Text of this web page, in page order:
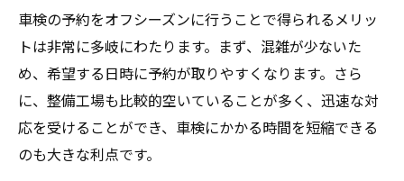
混雑の少ない時期を狙う理由
効率的に予約を進めるためのポイント
オフシーズンの車検計画を立てるステップ
車検予約の際に考慮すべき時期選び
オフシーズンに車検を予約するメリットを探る
車検の予約をオフシーズンに行うことで得られるメリッ
トは非常に多岐にわたります。まず、混雑が少ないた
め、希望する日時に予約が取りやすくなります。さら
に、整備工場も比較的空いていることが多く、迅速な対
応を受けることができ、車検にかかる時間を短縮できる
のも大きな利点です。